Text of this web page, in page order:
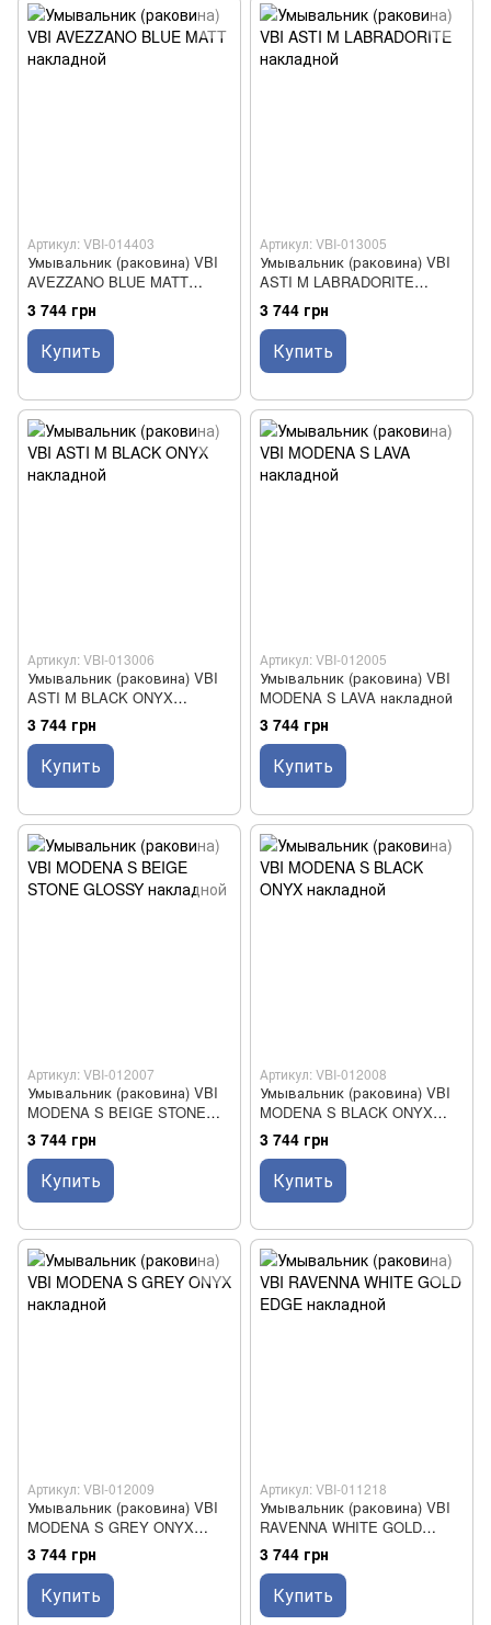
Артикул: VBI-014403
Умывальник (раковина) VBI
AVEZZANO BLUE MATT
накладной
3 744 грн
Купить
Артикул: VBI-013005
Умывальник (раковина) VBI
ASTI M LABRADORITE
накладной
3 744 грн
Купить
Артикул: VBI-013006
Умывальник (раковина) VBI
ASTI M BLACK ONYX
накладной
3 744 грн
Купить
Артикул: VBI-012005
Умывальник (раковина) VBI
MODENA S LAVA накладной
3 744 грн
Купить
Артикул: VBI-012007
Умывальник (раковина) VBI
MODENA S BEIGE STONE
GLOSSY накладной
3 744 грн
Купить
Артикул: VBI-012008
Умывальник (раковина) VBI
MODENA S BLACK ONYX
накладной
3 744 грн
Купить
Артикул: VBI-012009
Умывальник (раковина) VBI
MODENA S GREY ONYX
накладной
3 744 грн
Купить
Артикул: VBI-011218
Умывальник (раковина) VBI
RAVENNA WHITE GOLD
EDGE накладной
3 744 грн
Купить